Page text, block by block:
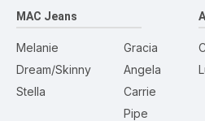
MAC Jeans
Melanie
Dream/Skinny
Stella
Gracia
Angela
Carrie
Pipe